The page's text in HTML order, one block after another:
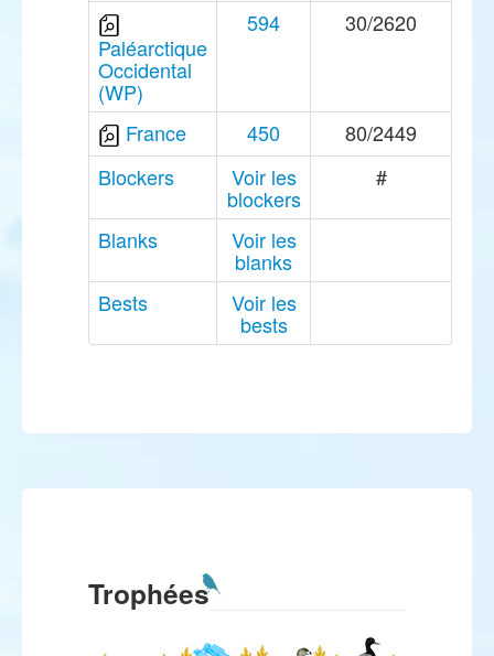
Paléarctique
Occidental
(WP)
594 30/2620
France 450
80/2449
Blockers
Voir les
blockers
#
Blanks Voir les
blanks
Bests
Voir les
bests
Trophées